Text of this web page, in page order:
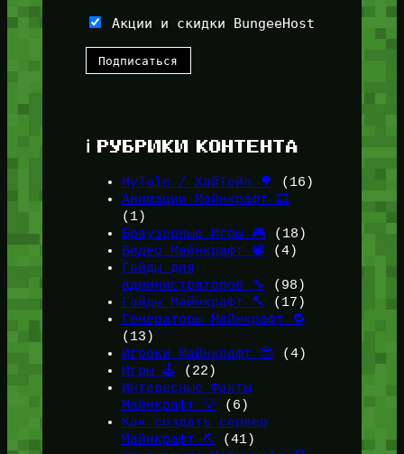
Акции и скидки BungeeHost
ℹ️ РУБРИКИ КОНТЕНТА
HyTale / ХайТейл 🌳
(16)
Анимации Майнкрафт 🎞️
(1)
Браузерные Игры 🎮(18)
Видео Майнкрафт 📽️ (4)
Гайды для
администраторов 🔧
(98)
Гайды Майнкрафт 🔨
(17)
Генераторы Майнкрафт 🔁
(13)
Игроки Майнкрафт 😎 (4)
Игры 🕹️ (22)
Интересные Факты
Майнкрафт 💡(6)
Как создать сервер
Майнкрафт ⛏️ (41)